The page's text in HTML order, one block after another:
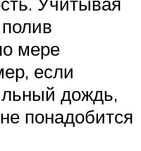
мере
если
дождь,
понадобится